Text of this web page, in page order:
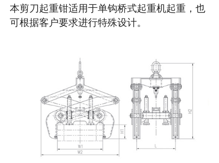
本剪刀起重钳适用于单钩桥式起重机起重，也
可根据客户要求进行特殊设计。